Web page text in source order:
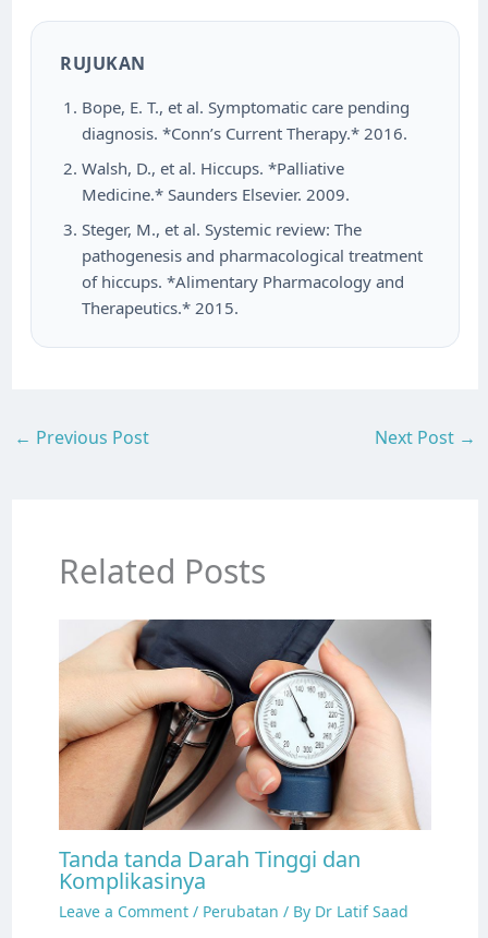
RUJUKAN
Bope, E. T., et al. Symptomatic care pending
diagnosis. *Conn’s Current Therapy.* 2016.
Walsh, D., et al. Hiccups. *Palliative
Medicine.* Saunders Elsevier. 2009.
Steger, M., et al. Systemic review: The
pathogenesis and pharmacological treatment
of hiccups. *Alimentary Pharmacology and
Therapeutics.* 2015.
← Previous Post Next Post →
Related Posts
Tanda tanda Darah Tinggi dan
Komplikasinya
Leave a Comment / Perubatan / By Dr Latif Saad